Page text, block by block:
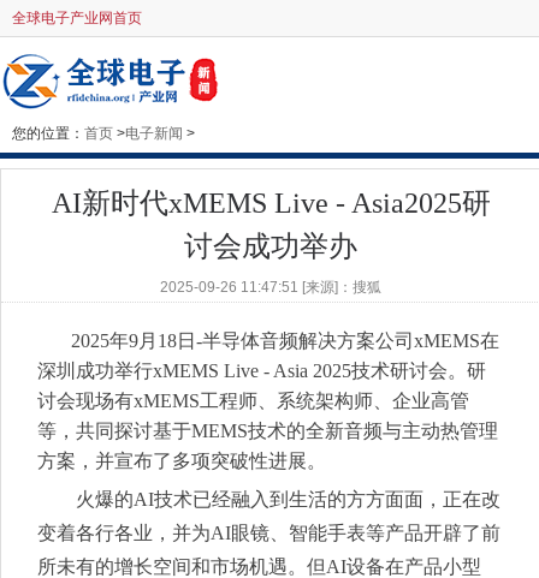
全球电子产业网首页
您的位置： 首页 >电子新闻 >
AI新时代xMEMS Live - Asia2025研
讨会成功举办
2025-09-26 11:47:51 [来源]：搜狐
2025年9月18日-半导体音频解决方案公司xMEMS在
深圳成功举行xMEMS Live - Asia 2025技术研讨会。研
讨会现场有xMEMS工程师、系统架构师、企业高管
等，共同探讨基于MEMS技术的全新音频与主动热管理
方案，并宣布了多项突破性进展。
火爆的AI技术已经融入到生活的方方面面，正在改
变着各行各业，并为AI眼镜、智能手表等产品开辟了前
所未有的增长空间和市场机遇。但AI设备在产品小型